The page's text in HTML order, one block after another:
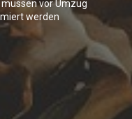
vor Umzug
werden